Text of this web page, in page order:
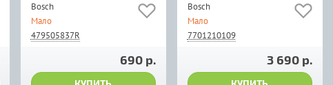
Bosch
Мало
479505837R
690 р.
Bosch
Мало
7701210109
3 690 р.